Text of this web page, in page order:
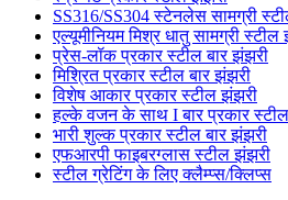
SS316/SS304 स्टेनलेस सामग्री
एल्यूमीनियम मिश्र धातु सामग्री स्टील
प्रेस-लॉक प्रकार स्टील बार झंझरी
मिश्रित प्रकार स्टील बार झंझरी
विशेष आकार प्रकार स्टील झंझरी
हल्के वजन के साथ I बार प्रकार
भारी शुल्क प्रकार स्टील बार झंझरी
एफआरपी फाइबरग्लास स्टील झंझरी
स्टील ग्रेटिंग के लिए क्लैम्प्स/क्लिप्स